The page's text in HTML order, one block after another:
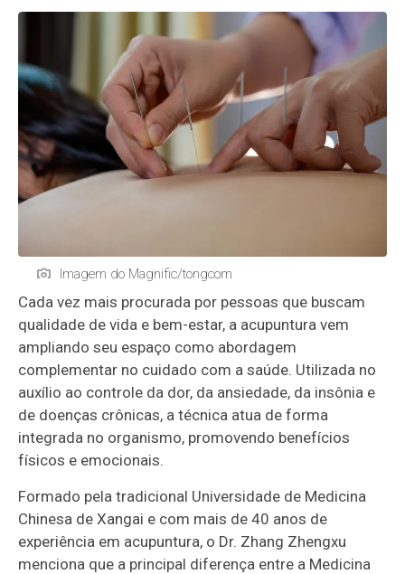
Imagem do Magnific/tongcom
Cada vez mais procurada por pessoas que buscam
qualidade de vida e bem-estar, a acupuntura vem
ampliando seu espaço como abordagem
complementar no cuidado com a saúde. Utilizada no
auxílio ao controle da dor, da ansiedade, da insônia e
de doenças crônicas, a técnica atua de forma
integrada no organismo, promovendo benefícios
físicos e emocionais.
Formado pela tradicional Universidade de Medicina
Chinesa de Xangai e com mais de 40 anos de
experiência em acupuntura, o Dr. Zhang Zhengxu
menciona que a principal diferença entre a Medicina